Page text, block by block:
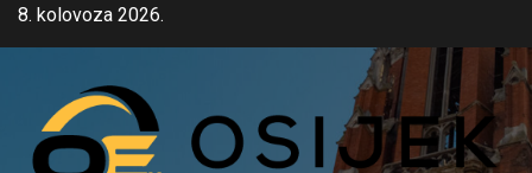
Skip8. kolovoza 2026.